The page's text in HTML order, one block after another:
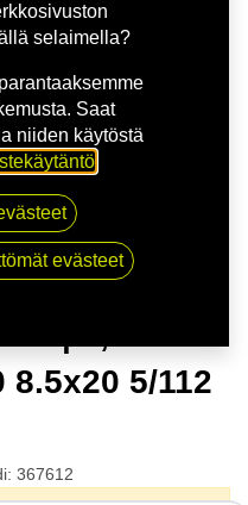
5-112 E35 C73,1 60
8.5x20 5/112
367612
selaimella?
Saat
niiden käytöstä
evästeet